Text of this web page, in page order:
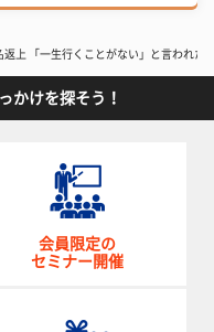
返上 「一生行くことがない」と言われた
かけを探そう！
会員限定の
セミナー開催